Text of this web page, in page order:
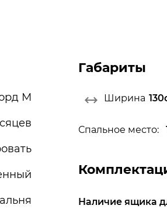
М
Габариты
Ширина
Спальное место:
Наличие ящика